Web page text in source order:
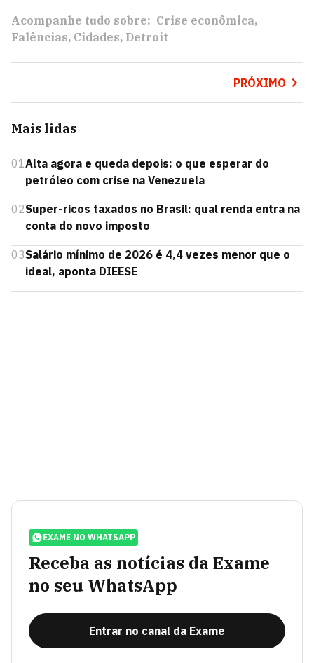
Acompanhe tudo sobre: Crise econômica
Falências Cidades Detroit
PRÓXIMO
Mais lidas
01Alta agora e queda depois: o que esperar do
petróleo com crise na Venezuela
02Super-ricos taxados no Brasil: qual renda entra na
conta do novo imposto
03Salário mínimo de 2026 é 4,4 vezes menor que o
ideal, aponta DIEESE
EXAME NO WHATSAPP
Receba as notícias da Exame
no seu WhatsApp
Entrar no canal da Exame